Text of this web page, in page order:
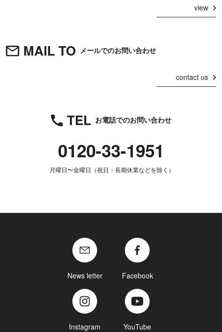
view
MAIL TO メールでのお問い合わせ
contact us
TEL お電話でのお問い合わせ
0120-33-1951
月曜日〜金曜日（祝日・長期休業などを除く）
News letter Facebook
Instagram YouTube